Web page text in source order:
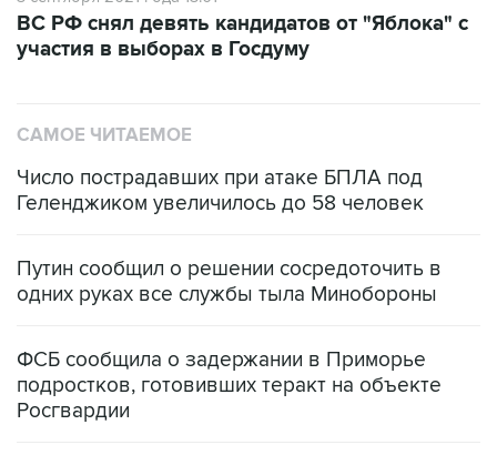
ВС РФ снял девять кандидатов от "Яблока" с
участия в выборах в Госдуму
САМОЕ ЧИТАЕМОЕ
Число пострадавших при атаке БПЛА под
Геленджиком увеличилось до 58 человек
Путин сообщил о решении сосредоточить в
одних руках все службы тыла Минобороны
ФСБ сообщила о задержании в Приморье
подростков, готовивших теракт на объекте
Росгвардии